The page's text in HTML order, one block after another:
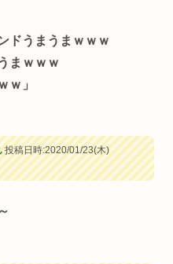
ドうまうまｗｗｗ
まｗｗｗ
ｗ」
投稿日時:2020/01/23(木)